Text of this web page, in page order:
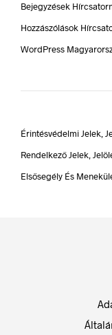
Bejegyzések
Hozzászólások
WordPress
Érintésvédelmi Jelek,
Rendelkező Jelek,
Elsősegély És